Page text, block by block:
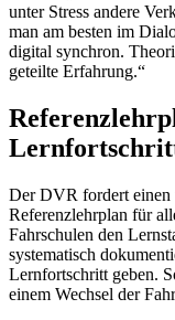
unter Stress andere
man am besten im
digital synchron.
geteilte Erfahrung.“
Der DVR fordert einen
Referenzlehrplan für
Fahrschulen den
systematisch
Lernfortschritt geben.
einem Wechsel der